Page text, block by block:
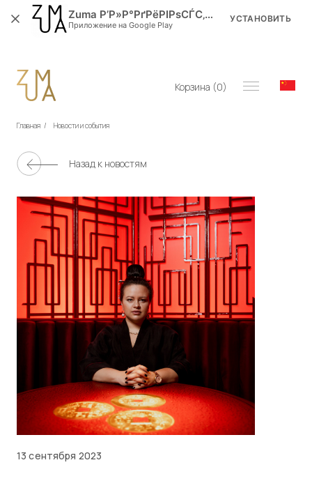
Корзина (0)
Главная / Новости и события
Назад к новостям
13 сентября 2023
Zuma Р’Р»Р°РґРёРІРѕСЃС‚РѕРє
Приложение на Google Play
УСТАНОВИТЬ